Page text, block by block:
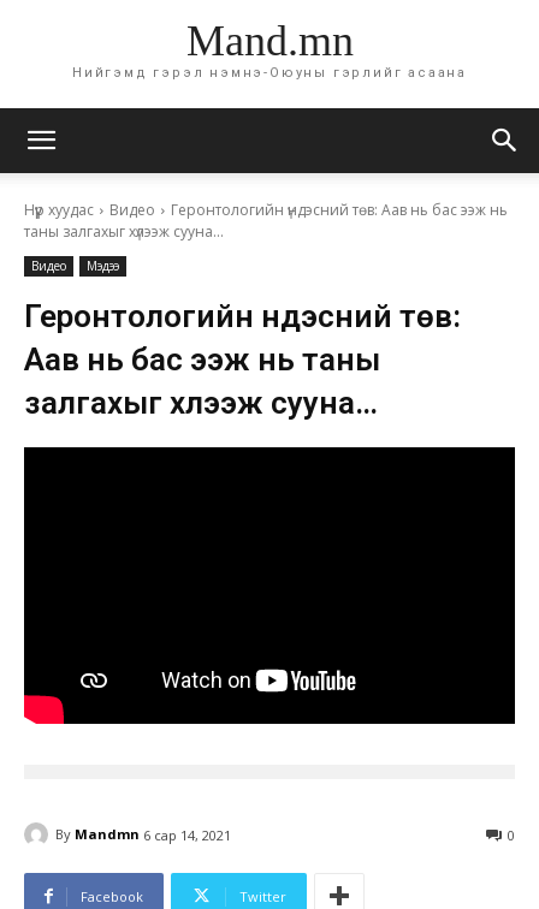
Mand.mn
Нийгэмд гэрэл нэмнэ-Оюуны гэрлийг асаана
Нүүр хуудас Видео
Геронтологийн үндэсний төв: Аав нь бас ээж нь
таны залгахыг хүлээж сууна...
Видео Мэдээ
Геронтологийн үндэсний төв:
Аав нь бас ээж нь таны
залгахыг хүлээж сууна…
By Mandmn 6 сар 14, 2021 0
Facebook Twitter